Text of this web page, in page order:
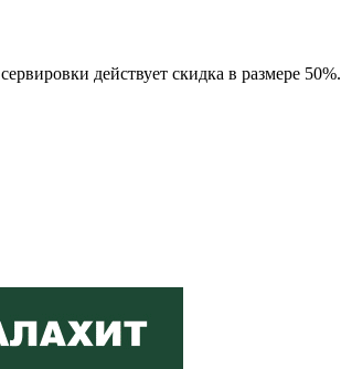
действует скидка в размере 50%.